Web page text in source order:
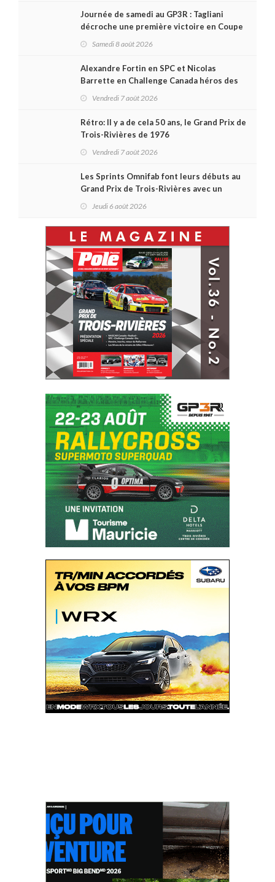
Journée de samedi au GP3R : Tagliani
décroche une première victoire en Coupe
Samedi 8 août 2026
Alexandre Fortin en SPC et Nicolas
Barrette en Challenge Canada héros des
Vendredi 7 août 2026
Rétro: Il y a de cela 50 ans, le Grand Prix de
Trois-Rivières de 1976
Vendredi 7 août 2026
Les Sprints Omnifab font leurs débuts au
Grand Prix de Trois-Rivières avec un
Jeudi 6 août 2026